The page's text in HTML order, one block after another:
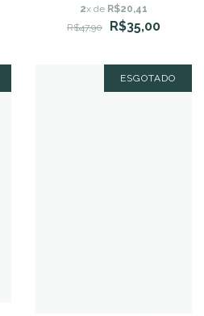
2x de R$20,41
R$47,90
R$35,00
ESGOTADO